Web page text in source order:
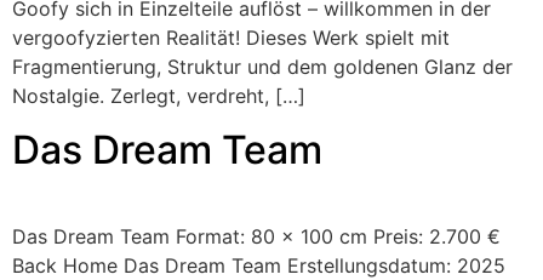
Goofy sich in Einzelteile auflöst – willkommen in der
vergoofyzierten Realität! Dieses Werk spielt mit
Fragmentierung, Struktur und dem goldenen Glanz der
Nostalgie. Zerlegt, verdreht, […]
Das Dream Team
Das Dream Team Format: 80 x 100 cm Preis: 2.700 €
Back Home Das Dream Team Erstellungsdatum: 2025